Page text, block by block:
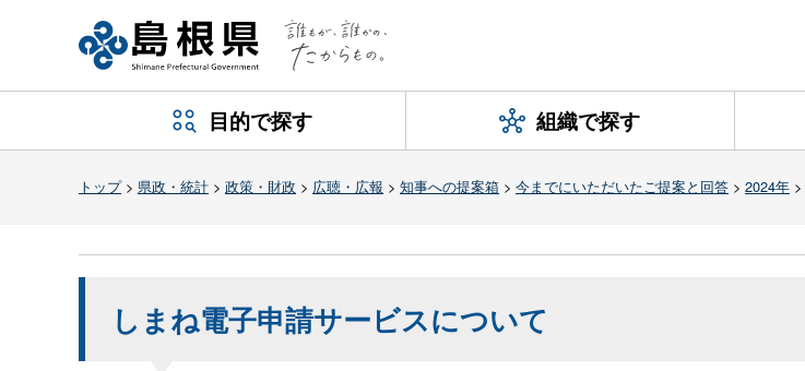
目的で探す 組織で探す
トップ> 県政・統計 > 政策・財政 > 広聴・広報 > 知事への提案箱 > 今までにいただいたご提案と回答 > 2024年 >
しまね電子申請サービスについて